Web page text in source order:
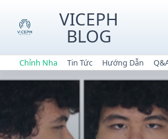
content
VICEPH
BLOG
Chỉnh Nha Tin Tức Hướng Dẫn